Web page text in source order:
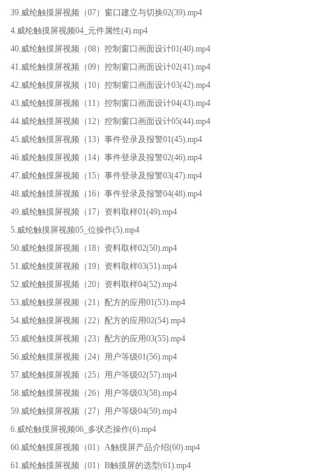
39.威纶触摸屏视频（07）窗口建立与切换02(39).mp4
4.威纶触摸屏视频04_元件属性(4).mp4
40.威纶触摸屏视频（08）控制窗口画面设计01(40).mp4
41.威纶触摸屏视频（09）控制窗口画面设计02(41).mp4
42.威纶触摸屏视频（10）控制窗口画面设计03(42).mp4
43.威纶触摸屏视频（11）控制窗口画面设计04(43).mp4
44.威纶触摸屏视频（12）控制窗口画面设计05(44).mp4
45.威纶触摸屏视频（13）事件登录及报警01(45).mp4
46.威纶触摸屏视频（14）事件登录及报警02(46).mp4
47.威纶触摸屏视频（15）事件登录及报警03(47).mp4
48.威纶触摸屏视频（16）事件登录及报警04(48).mp4
49.威纶触摸屏视频（17）资料取样01(49).mp4
5.威纶触摸屏视频05_位操作(5).mp4
50.威纶触摸屏视频（18）资料取样02(50).mp4
51.威纶触摸屏视频（19）资料取样03(51).mp4
52.威纶触摸屏视频（20）资料取样04(52).mp4
53.威纶触摸屏视频（21）配方的应用01(53).mp4
54.威纶触摸屏视频（22）配方的应用02(54).mp4
55.威纶触摸屏视频（23）配方的应用03(55).mp4
56.威纶触摸屏视频（24）用户等级01(56).mp4
57.威纶触摸屏视频（25）用户等级02(57).mp4
58.威纶触摸屏视频（26）用户等级03(58).mp4
59.威纶触摸屏视频（27）用户等级04(59).mp4
6.威纶触摸屏视频06_多状态操作(6).mp4
60.威纶触摸屏视频（01）A触摸屏产品介绍(60).mp4
61.威纶触摸屏视频（01）B触摸屏的选型(61).mp4